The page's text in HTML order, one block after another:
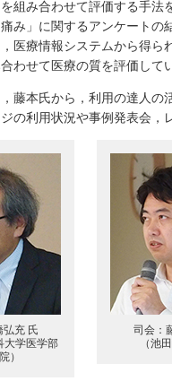
組み合わせて評価する手法
み」に関するアンケートの
医療情報システムから得
わせて医療の質を評価して
藤本氏から，利用の達人
の利用状況や事例発表会，
弘充 氏
大学医学部
）
司会：
（池